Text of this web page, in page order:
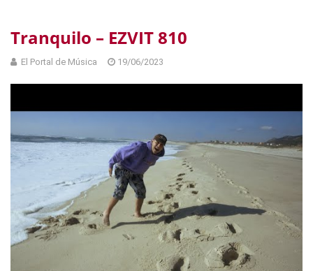
Tranquilo – EZVIT 810
El Portal de Música 19/06/2023